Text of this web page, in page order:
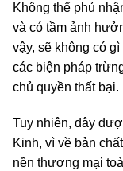
Không thể phủ
và có tầm ảnh
vậy, sẽ không có
các biện pháp
chủ quyền thất bại.
Tuy nhiên, đây
Kinh, vì về bản
nền thương mại